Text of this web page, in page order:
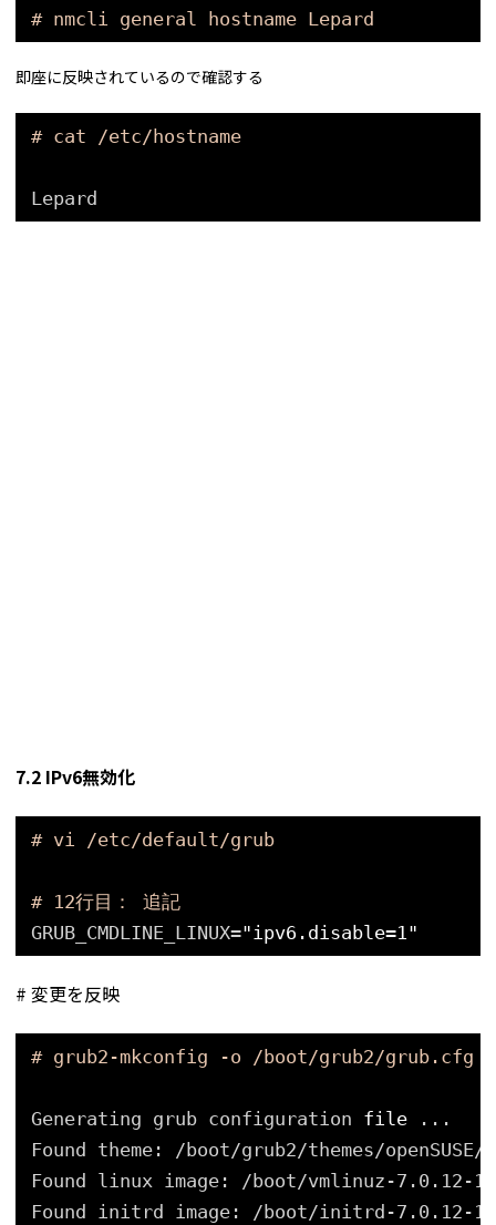
# nmcli general hostname Lepard
即座に反映されているので確認する
# cat /etc/hostname
Lepard
7.2 IPv6無効化
# vi /etc/default/grub
# 12行目： 追記
GRUB_CMDLINE_LINUX="ipv6.disable=1"
# 変更を反映
# grub2-mkconfig -o /boot/grub2/grub.cfg
Generating grub configuration file
...
Found theme: /boot/grub2/themes/openSUSE/
Found linux image: /boot/vmlinuz-7 .0.12-
Found initrd image: /boot/initrd-7 .0.12-